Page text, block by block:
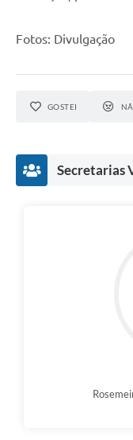
Fotos: Divulgação
GOSTEI
Secretarias